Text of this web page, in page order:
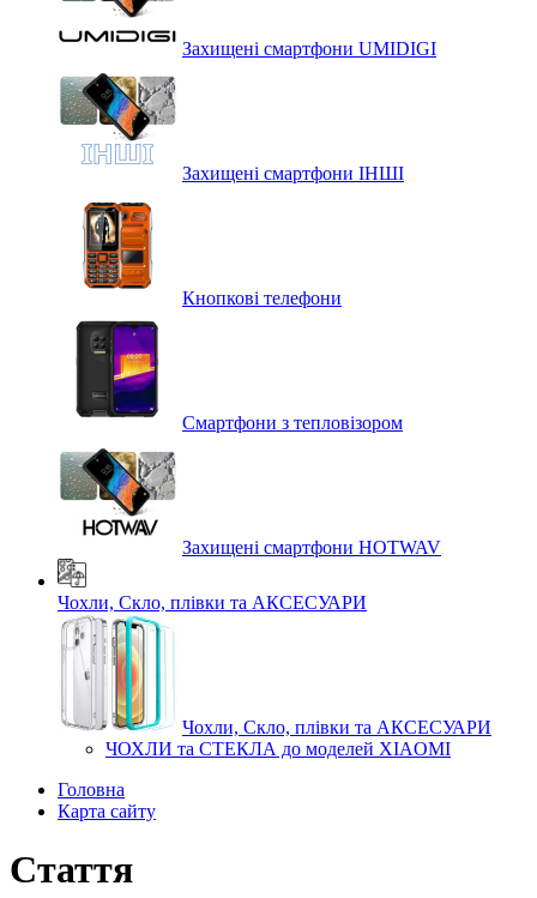
Захищені смартфони UMIDIGI
Захищені смартфони ІНШІ
Кнопкові телефони
Смартфони з тепловізором
Захищені смартфони HOTWAV
Чохли, Скло, плівки та АКСЕСУАРИ
Чохли, Скло, плівки та АКСЕСУАРИ
ЧОХЛИ та СТЕКЛА до моделей XIAOMI
Головна
Карта сайту
Стаття